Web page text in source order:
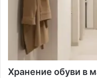
Хранение обуви в